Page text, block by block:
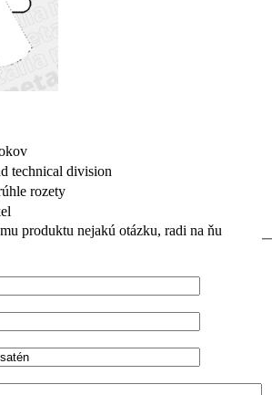
technical division
rozety
produktu nejakú otázku, radi na ňu